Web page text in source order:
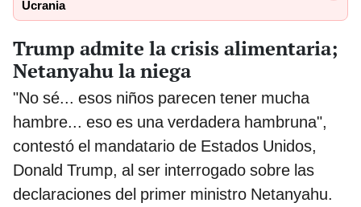
Ucrania
Trump admite la crisis alimentaria;
Netanyahu la niega
"No sé... esos niños parecen tener mucha
hambre... eso es una verdadera hambruna",
contestó el mandatario de Estados Unidos,
Donald Trump, al ser interrogado sobre las
declaraciones del primer ministro Netanyahu.